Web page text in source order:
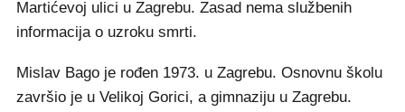
Martićevoj ulici u Zagrebu. Zasad nema službenih
informacija o uzroku smrti.
Mislav Bago je rođen 1973. u Zagrebu. Osnovnu školu
završio je u Velikoj Gorici, a gimnaziju u Zagrebu.